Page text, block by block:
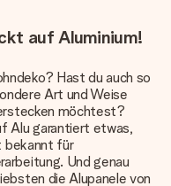
auf Aluminium!
Hast du auch so
Art und Weise
möchtest?
Alu garantiert etwas,
bekannt für
Und genau
die Alupanele von